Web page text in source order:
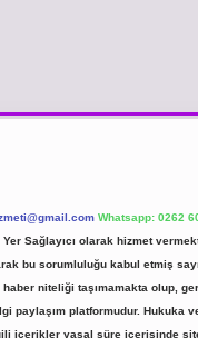
Whatsapp: 0262
Sağlayıcı olarak hizmet
bu sorumluluğu kabul etmiş
niteliği taşımamakta olup,
platformudur. Hukuka
içerikler yasal süre içerisinde